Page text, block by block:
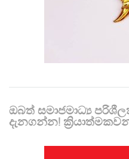
ඔබත් සමාජමාධ්‍ය
දැනගන්න!